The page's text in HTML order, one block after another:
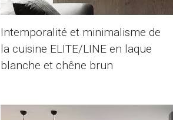
Intemporalité et minimalisme de
la cuisine ELITE/LINE en laque
blanche et chêne brun